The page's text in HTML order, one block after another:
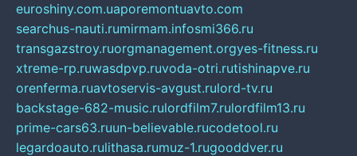
euroshiny.com.uaporemontuavto.com
searchus-nauti.rumirmam.infosmi366.ru
transgazstroy.ruorgmanagement.orgyes-fitness.ru
xtreme-rp.ruwasdpvp.ruvoda-otri.rutishinapve.ru
orenferma.ruavtoservis-avgust.rulord-tv.ru
backstage-682-music.rulordfilm7.rulordfilm13.ru
prime-cars63.ruun-believable.rucodetool.ru
legardoauto.rulithasa.rumuz-1.rugooddver.ru